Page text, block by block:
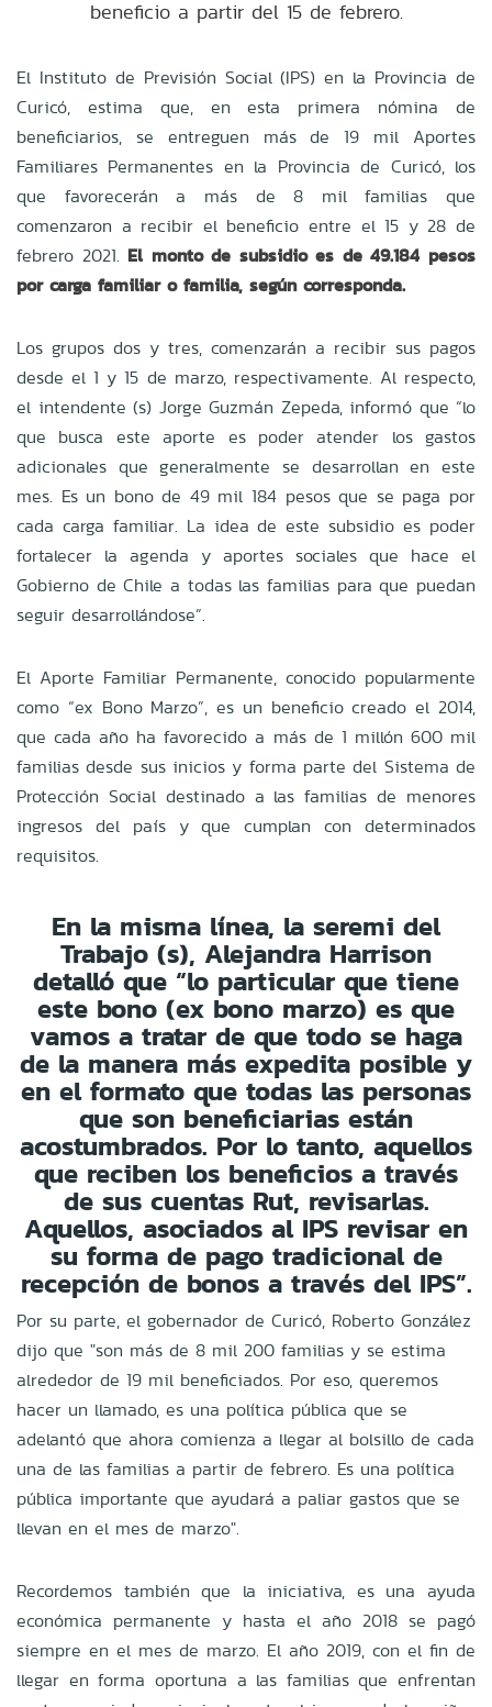
beneficio a partir del 15 de febrero.
El Instituto de Previsión Social (IPS) en la Provincia de
Curicó, estima que, en esta primera nómina de
beneficiarios, se entreguen más de 19 mil Aportes
Familiares Permanentes en la Provincia de Curicó, los
que favorecerán a más de 8 mil familias que
comenzaron a recibir el beneficio entre el 15 y 28 de
febrero 2021. El monto de subsidio es de 49.184 pesos
por carga familiar o familia, según corresponda.
Los grupos dos y tres, comenzarán a recibir sus pagos
desde el 1 y 15 de marzo, respectivamente. Al respecto,
el intendente (s) Jorge Guzmán Zepeda, informó que “lo
que busca este aporte es poder atender los gastos
adicionales que generalmente se desarrollan en este
mes. Es un bono de 49 mil 184 pesos que se paga por
cada carga familiar. La idea de este subsidio es poder
fortalecer la agenda y aportes sociales que hace el
Gobierno de Chile a todas las familias para que puedan
seguir desarrollándose”.
El Aporte Familiar Permanente, conocido popularmente
como “ex Bono Marzo”, es un beneficio creado el 2014,
que cada año ha favorecido a más de 1 millón 600 mil
familias desde sus inicios y forma parte del Sistema de
Protección Social destinado a las familias de menores
ingresos del país y que cumplan con determinados
requisitos.
En la misma línea, la seremi del
Trabajo (s), Alejandra Harrison
detalló que “lo particular que tiene
este bono (ex bono marzo) es que
vamos a tratar de que todo se haga
de la manera más expedita posible y
en el formato que todas las personas
que son beneficiarias están
acostumbrados. Por lo tanto, aquellos
que reciben los beneficios a través
de sus cuentas Rut, revisarlas.
Aquellos, asociados al IPS revisar en
su forma de pago tradicional de
recepción de bonos a través del IPS”.
Por su parte, el gobernador de Curicó, Roberto González
dijo que "son más de 8 mil 200 familias y se estima
alrededor de 19 mil beneficiados. Por eso, queremos
hacer un llamado, es una política pública que se
adelantó que ahora comienza a llegar al bolsillo de cada
una de las familias a partir de febrero. Es una política
pública importante que ayudará a paliar gastos que se
llevan en el mes de marzo".
Recordemos también que la iniciativa, es una ayuda
económica permanente y hasta el año 2018 se pagó
siempre en el mes de marzo. El año 2019, con el fin de
llegar en forma oportuna a las familias que enfrentan